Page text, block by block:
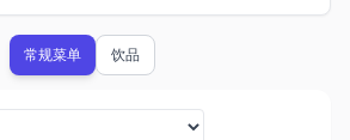
常规菜单 饮品